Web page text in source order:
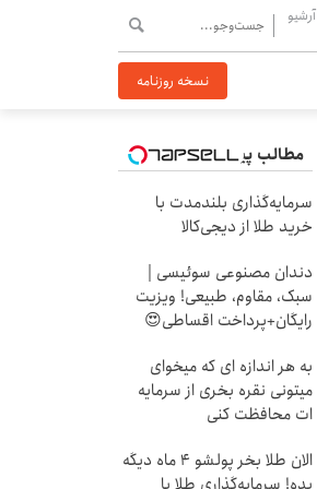
آرشیو
نسخه روزنامه
مطالب پیشنهادی
سرمایه‌گذاری بلندمدت با
خرید طلا از دیجی‌کالا
دندان مصنوعی سوئیسی |
سبک، مقاوم، طبیعی! ویزیت
رایگان+پرداخت اقساطی😍
به هر اندازه ای که میخوای
میتونی نقره بخری از سرمایه
ات محافظت کنی
الان طلا بخر پولشو 4 ماه دیگه